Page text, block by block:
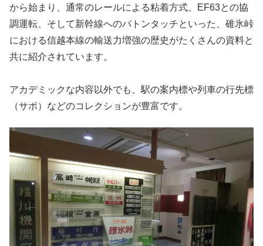
から始まり、通常のレールによる粘着方式、EF63との協
調運転、そして新幹線へのバトンタッチといった、碓氷峠
における信越本線の輸送力増強の歴史がたくさんの資料と
共に紹介されています。
アカデミックな内容以外でも、駅の案内標や列車の行先標
（サボ）などのコレクションが豊富です。